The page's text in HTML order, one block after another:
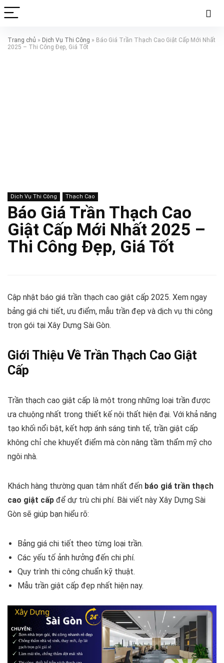
Trang chủ » Dịch Vụ Thi Công » Báo Giá Trần Thạch Cao Giật Cấp Mới Nhất
2025 – Thi Công Đẹp, Giá Tốt
Dịch Vụ Thi Công Thạch Cao
Báo Giá Trần Thạch Cao
Giật Cấp Mới Nhất 2025 –
Thi Công Đẹp, Giá Tốt
Cập nhật báo giá trần thạch cao giật cấp 2025. Xem ngay
bảng giá chi tiết, ưu điểm, mẫu trần đẹp và dịch vụ thi công
trọn gói tại Xây Dựng Sài Gòn.
Giới Thiệu Về Trần Thạch Cao Giật
Cấp
Trần thạch cao giật cấp là một trong những loại trần được
ưa chuộng nhất trong thiết kế nội thất hiện đại. Với khả năng
tạo khối nổi bật, kết hợp ánh sáng tinh tế, trần giật cấp
không chỉ che khuyết điểm mà còn nâng tầm thẩm mỹ cho
ngôi nhà.
Khách hàng thường quan tâm nhất đến báo giá trần thạch
cao giật cấp để dự trù chi phí. Bài viết này Xây Dựng Sài
Gòn sẽ giúp bạn hiểu rõ:
Bảng giá chi tiết theo từng loại trần.
Các yếu tố ảnh hưởng đến chi phí.
Quy trình thi công chuẩn kỹ thuật.
Mẫu trần giật cấp đẹp nhất hiện nay.